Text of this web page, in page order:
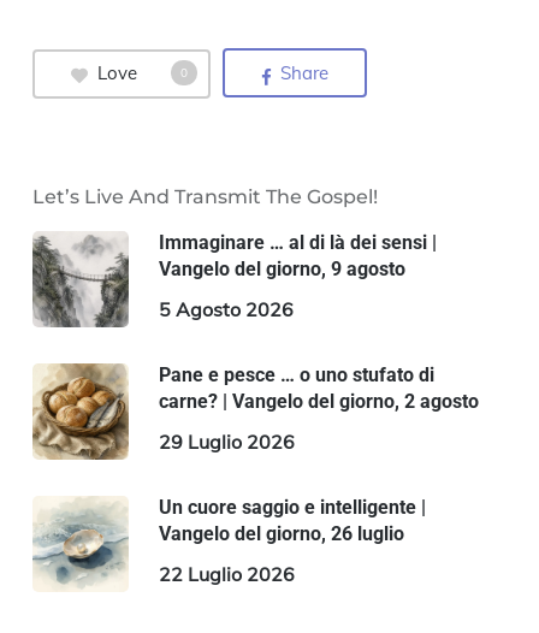
Love 0 Share
Let’s Live And Transmit The Gospel!
Immaginare … al di là dei sensi |
Vangelo del giorno, 9 agosto
5 Agosto 2026
Pane e pesce … o uno stufato di
carne? | Vangelo del giorno, 2 agosto
29 Luglio 2026
Un cuore saggio e intelligente |
Vangelo del giorno, 26 luglio
22 Luglio 2026